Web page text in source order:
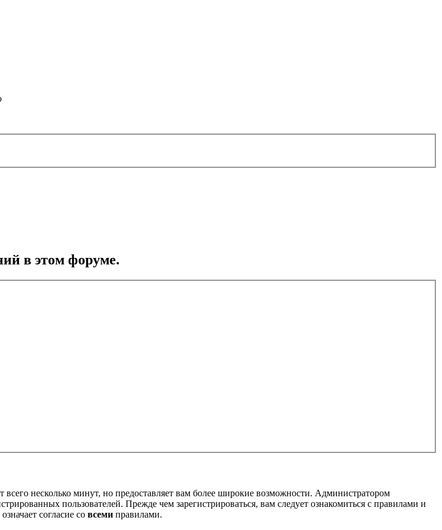
в этом форуме.
несколько минут, но предоставляет вам более широкие возможности. Администратором
пользователей. Прежде чем зарегистрироваться, вам следует ознакомиться с правилами и
согласие со всеми правилами.